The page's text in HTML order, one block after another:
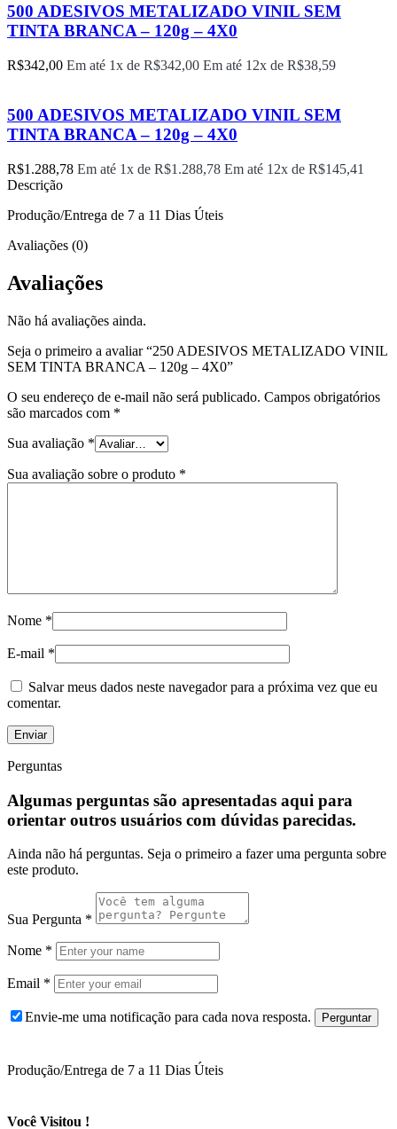
500 ADESIVOS METALIZADO VINIL SEM
TINTA BRANCA – 120g – 4X0
R$342,00 Em até 1x de R$342,00 Em até 12x de R$38,59
500 ADESIVOS METALIZADO VINIL SEM
TINTA BRANCA – 120g – 4X0
R$1.288,78 Em até 1x de R$1.288,78 Em até 12x de R$145,41
Descrição
Produção/Entrega de 7 a 11 Dias Úteis
Avaliações (0)
Avaliações
Não há avaliações ainda.
Seja o primeiro a avaliar “250 ADESIVOS METALIZADO VINIL
SEM TINTA BRANCA – 120g – 4X0”
O seu endereço de e-mail não será publicado. Campos obrigatórios
são marcados com *
Sua avaliação *
Sua avaliação sobre o produto *
Nome *
E-mail *
Salvar meus dados neste navegador para a próxima vez que eu
comentar.
Perguntas
Algumas perguntas são apresentadas aqui para
orientar outros usuários com dúvidas parecidas.
Ainda não há perguntas. Seja o primeiro a fazer uma pergunta sobre
este produto.
Sua Pergunta *
Nome *
Email *
Envie-me uma notificação para cada nova resposta.
Produção/Entrega de 7 a 11 Dias Úteis
Você Visitou !